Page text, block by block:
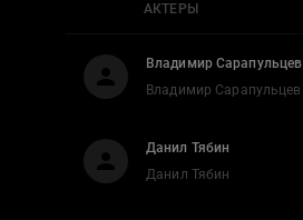
АКТЕРЫ
Владимир Сарапульцев
Владимир Сарапульцев
Данил Тябин
Данил Тябин